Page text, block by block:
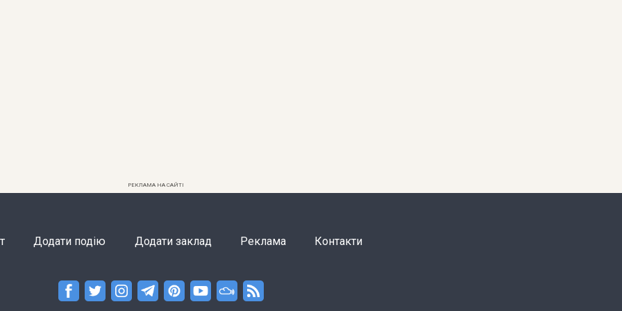
РЕКЛАМА НА САЙТІ
Додати подію Додати заклад Реклама Контакти